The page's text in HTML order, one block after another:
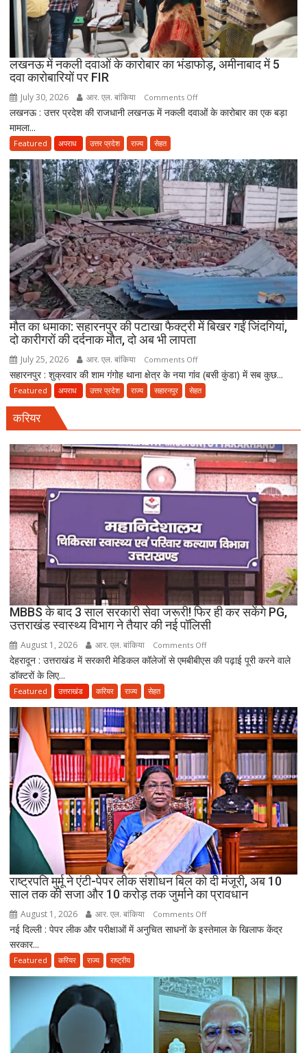
कर
सकेंगे
PG,
उत्तराखंड
स्वास्थ्य
तैयार
लखनऊ में नकली दवाओं के कारोबार का भंडाफोड़, अमीनाबाद में 5
दवा कारोबारियों पर FIR
July 30, 2026 आर. एल. बांकिया Comments Offon
लखनऊ
के
कारोबार
का
भंडाफोड़,
अमीनाबाद
में
5
दवा
पर
FIR
लखनऊ : उत्तर प्रदेश की राजधानी लखनऊ में नकली दवाओं के कारोबार का एक बड़ा
मामला...
Featured अपराध उत्तर प्रदेश राज्य सेहत
मौत का धमाका: सहारनपुर की पटाखा फैक्ट्री में बिखर गईं जिंदगियां,
दो कारीगरों की दर्दनाक मौत, दो अब भी लापता
July 25, 2026 आर. एल. बांकिया Comments Offon
मौत
का
पटाखा
फैक्ट्री
में
बिखर
जिंदगियां,
दो
की
दर्दनाक
मौत,
दो
अब
भी
लापता
सहारनपुर : शुक्रवार की शाम गंगोह थाना क्षेत्र के नया गांव (बसी कुंडा) में सब कुछ...
Featured अपराध उत्तर प्रदेश राज्य सहारनपुर सेहत
करियर
MBBS के बाद 3 साल सरकारी सेवा जरूरी! फिर ही कर सकेंगे PG,
उत्तराखंड स्वास्थ्य विभाग ने तैयार की नई पॉलिसी
August 1, 2026 आर. एल. बांकिया Comments Offon
MBBS
साल
सरकारी
सेवा
जरूरी!
फिर
ही
कर
सकेंगे
PG,
उत्तराखंड
स्वास्थ्य
विभाग
ने
तैयार
की
देहरादून : उत्तराखंड में सरकारी मेडिकल कॉलेजों से एमबीबीएस की पढ़ाई पूरी करने वाले
डॉक्टरों के लिए...
Featured उत्तराखंड करियर राज्य सेहत
राष्ट्रपति मुर्मू ने एंटी-पेपर लीक संशोधन बिल को दी मंजूरी, अब 10
साल तक की सजा और 10 करोड़ तक जुर्माने का प्रावधान
August 1, 2026 आर. एल. बांकिया Comments Offon
राष्ट्रपति
पेपर
लीक
संशोधन
बिल
को
नई दिल्ली : पेपर लीक और परीक्षाओं में अनुचित साधनों के इस्तेमाल के खिलाफ केंद्र
सरकार...
Featured करियर राज्य राष्ट्रीय